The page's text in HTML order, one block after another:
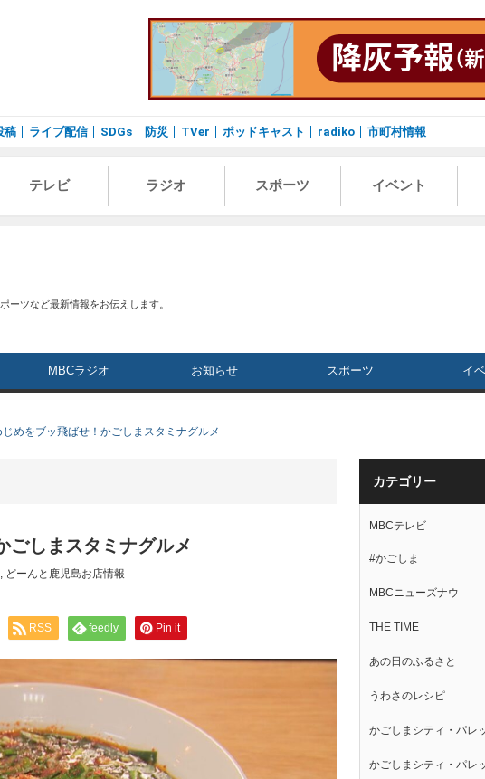
稿 ライブ配信 SDGs 防災 TVer ポッドキャスト radiko 市町村情報
テレビ ラジオ スポーツ イベント
ーツなど最新情報をお伝えします。
MBCラジオ お知らせ スポーツ イ
めをブッ飛ばせ！かごしまスタミナグルメ
ごしまスタミナグルメ
, どーんと鹿児島お店情報
RSS feedly Pin it
カテゴリー
MBCテレビ
#かごしま
MBCニューズナウ
THE TIME
あの日のふるさと
うわさのレシピ
かごしまシティ・パレ
かごしまシティ・パレ